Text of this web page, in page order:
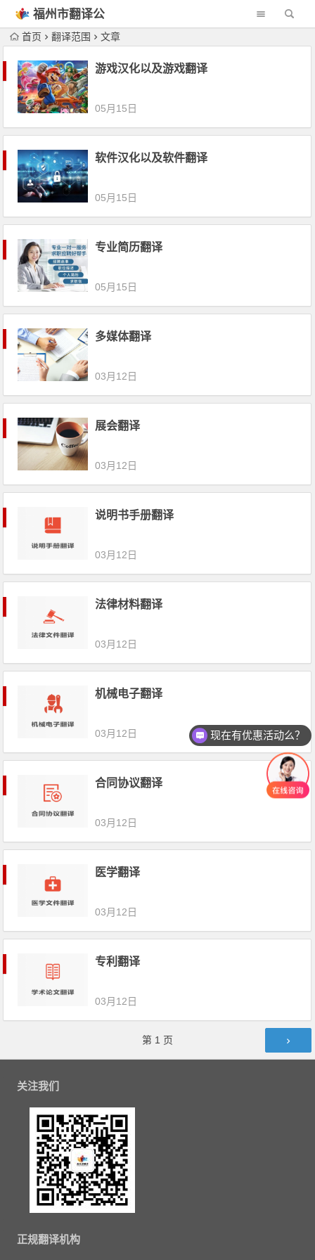
福州市翻译公
司首页 翻译范围 文章
游戏汉化以及游戏翻译
05月15日
软件汉化以及软件翻译
05月15日
专业简历翻译
05月15日
多媒体翻译
03月12日
展会翻译
03月12日
说明书手册翻译
03月12日
法律材料翻译
03月12日
机械电子翻译
03月12日
合同协议翻译
03月12日
医学翻译
03月12日
专利翻译
03月12日
第 1 页
关注我们
正规翻译机构
现在有优惠活动么？